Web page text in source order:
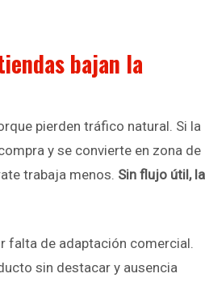
bajan la
pierden tráfico natural. Si la
y se convierte en zona de
trabaja menos. Sin flujo útil, la
falta de adaptación comercial.
sin destacar y ausencia